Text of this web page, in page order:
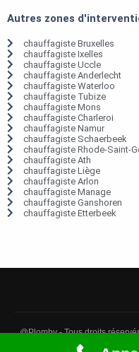
Autres zones
chauffagiste Bruxelles
chauffagiste Ixelles
chauffagiste Uccle
chauffagiste Anderlecht
chauffagiste Waterloo
chauffagiste Tubize
chauffagiste Mons
chauffagiste Charleroi
chauffagiste Namur
chauffagiste Schaerbeek
chauffagiste Rhode-Saint-
chauffagiste Ath
chauffagiste Liège
chauffagiste Arlon
chauffagiste Manage
chauffagiste Ganshoren
chauffagiste Etterbeek
@Plomby - Tous droits
Débouchage Belgique